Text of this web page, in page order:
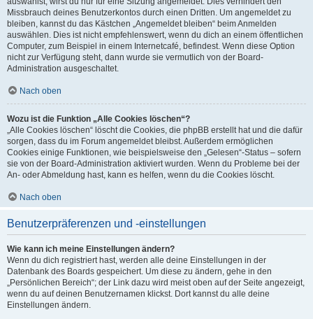
Missbrauch deines Benutzerkontos durch einen Dritten. Um angemeldet zu
bleiben, kannst du das Kästchen „Angemeldet bleiben“ beim Anmelden
auswählen. Dies ist nicht empfehlenswert, wenn du dich an einem öffentlichen
Computer, zum Beispiel in einem Internetcafé, befindest. Wenn diese Option
nicht zur Verfügung steht, dann wurde sie vermutlich von der Board-
Administration ausgeschaltet.
Nach oben
Wozu ist die Funktion „Alle Cookies löschen“?
„Alle Cookies löschen“ löscht die Cookies, die phpBB erstellt hat und die dafür
sorgen, dass du im Forum angemeldet bleibst. Außerdem ermöglichen
Cookies einige Funktionen, wie beispielsweise den „Gelesen“-Status – sofern
sie von der Board-Administration aktiviert wurden. Wenn du Probleme bei der
An- oder Abmeldung hast, kann es helfen, wenn du die Cookies löscht.
Nach oben
Benutzerpräferenzen und -einstellungen
Wie kann ich meine Einstellungen ändern?
Wenn du dich registriert hast, werden alle deine Einstellungen in der
Datenbank des Boards gespeichert. Um diese zu ändern, gehe in den
„Persönlichen Bereich“; der Link dazu wird meist oben auf der Seite angezeigt,
wenn du auf deinen Benutzernamen klickst. Dort kannst du alle deine
Einstellungen ändern.